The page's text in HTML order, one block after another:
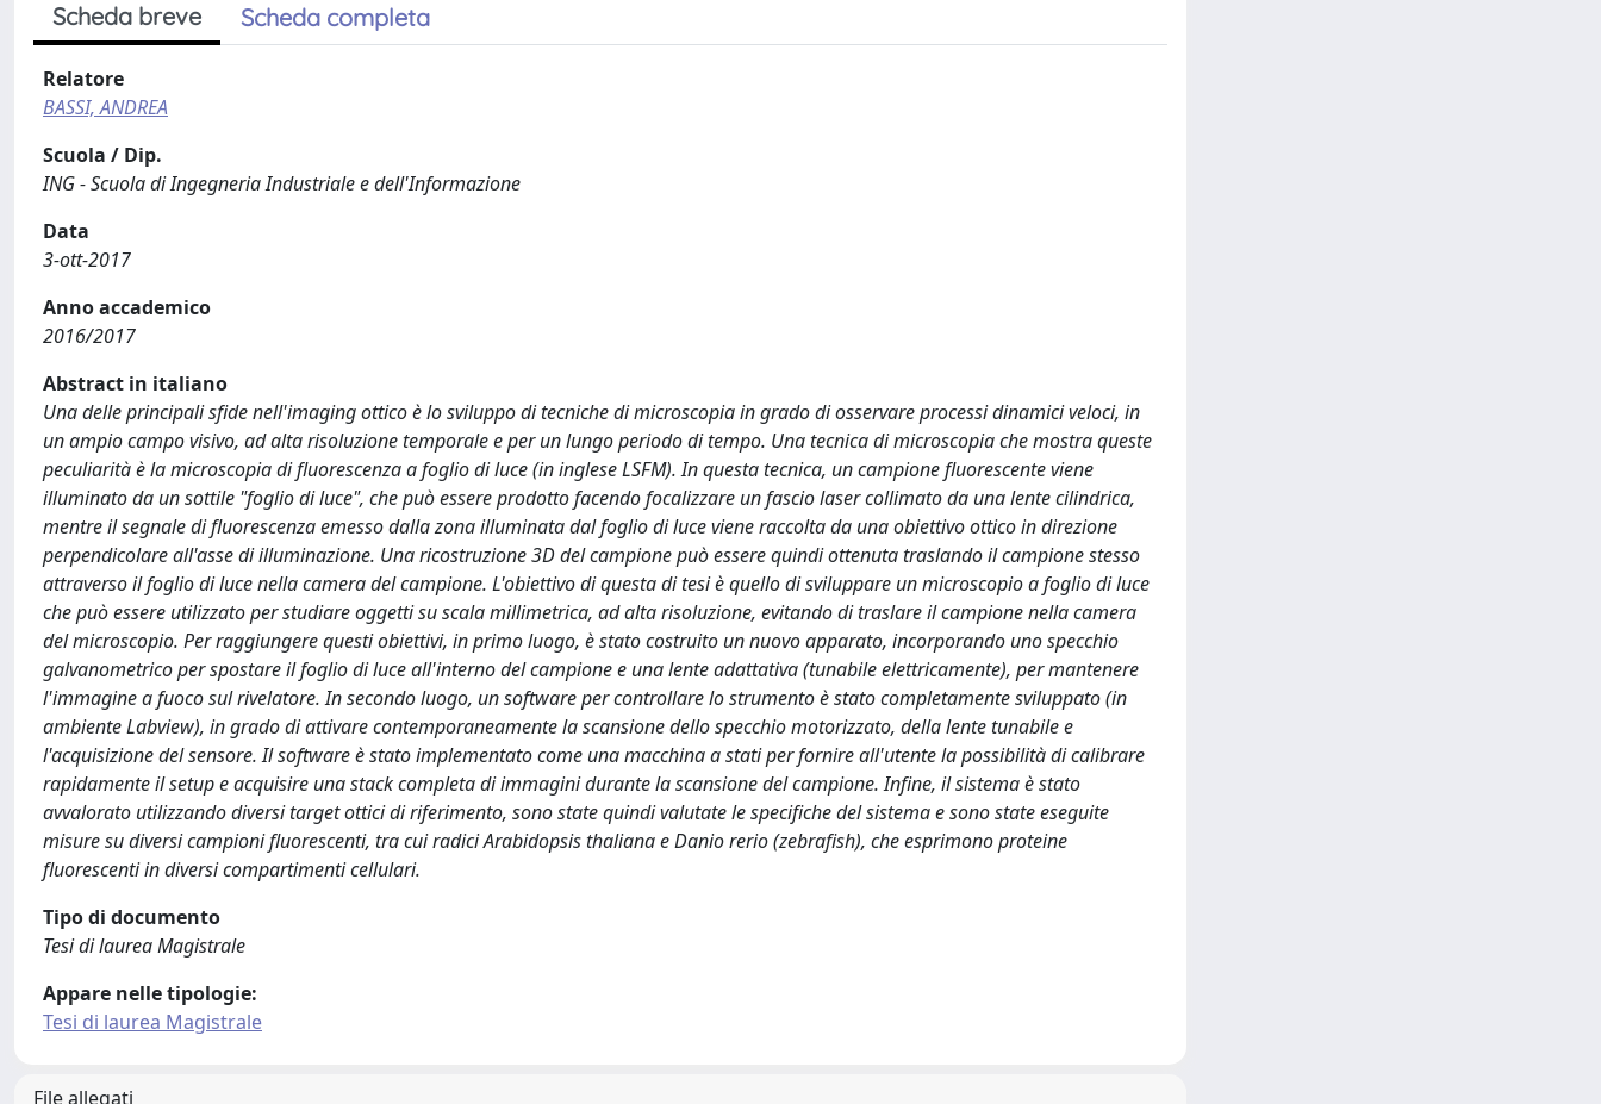
Scheda breve Scheda completa
Relatore
BASSI, ANDREA
Scuola / Dip.
ING - Scuola di Ingegneria Industriale e dell'Informazione
Data
3-ott-2017
Anno accademico
2016/2017
Abstract in italiano
Una delle principali sfide nell'imaging ottico è lo sviluppo di tecniche di microscopia in grado di osservare processi dinamici veloci, in
un ampio campo visivo, ad alta risoluzione temporale e per un lungo periodo di tempo. Una tecnica di microscopia che mostra queste
peculiarità è la microscopia di fluorescenza a foglio di luce (in inglese LSFM). In questa tecnica, un campione fluorescente viene
illuminato da un sottile "foglio di luce", che può essere prodotto facendo focalizzare un fascio laser collimato da una lente cilindrica,
mentre il segnale di fluorescenza emesso dalla zona illuminata dal foglio di luce viene raccolta da una obiettivo ottico in direzione
perpendicolare all'asse di illuminazione. Una ricostruzione 3D del campione può essere quindi ottenuta traslando il campione stesso
attraverso il foglio di luce nella camera del campione. L'obiettivo di questa di tesi è quello di sviluppare un microscopio a foglio di luce
che può essere utilizzato per studiare oggetti su scala millimetrica, ad alta risoluzione, evitando di traslare il campione nella camera
del microscopio. Per raggiungere questi obiettivi, in primo luogo, è stato costruito un nuovo apparato, incorporando uno specchio
galvanometrico per spostare il foglio di luce all'interno del campione e una lente adattativa (tunabile elettricamente), per mantenere
l'immagine a fuoco sul rivelatore. In secondo luogo, un software per controllare lo strumento è stato completamente sviluppato (in
ambiente Labview), in grado di attivare contemporaneamente la scansione dello specchio motorizzato, della lente tunabile e
l'acquisizione del sensore. Il software è stato implementato come una macchina a stati per fornire all'utente la possibilità di calibrare
rapidamente il setup e acquisire una stack completa di immagini durante la scansione del campione. Infine, il sistema è stato
avvalorato utilizzando diversi target ottici di riferimento, sono state quindi valutate le specifiche del sistema e sono state eseguite
misure su diversi campioni fluorescenti, tra cui radici Arabidopsis thaliana e Danio rerio (zebrafish), che esprimono proteine
fluorescenti in diversi compartimenti cellulari.
Tipo di documento
Tesi di laurea Magistrale
Appare nelle tipologie:
Tesi di laurea Magistrale
File allegati